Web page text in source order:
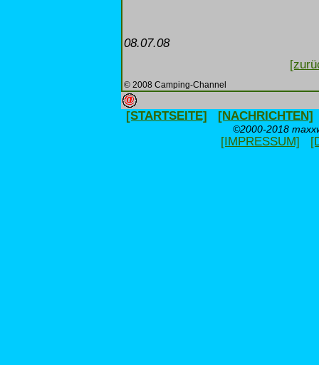
08.07.08
© 2008 Camping-Channel
[STARTSEITE] [NACHRICHTEN]
©2000-2018
[IMPRESSUM]